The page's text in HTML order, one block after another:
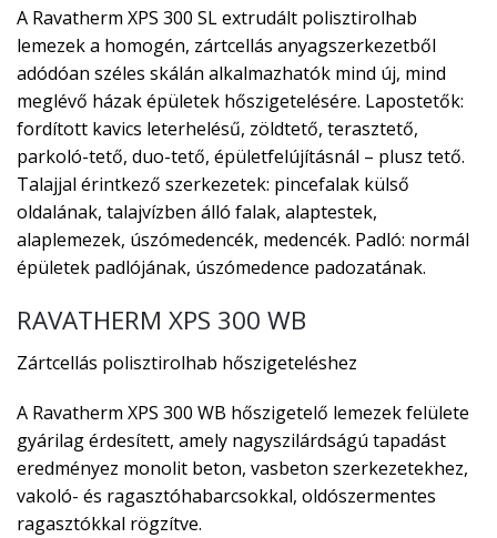
A Ravatherm XPS 300 SL extrudált polisztirolhab
lemezek a homogén, zártcellás anyagszerkezetből
adódóan széles skálán alkalmazhatók mind új, mind
meglévő házak épületek hőszigetelésére. Lapostetők:
fordított kavics leterhelésű, zöldtető, terasztető,
parkoló-tető, duo-tető, épületfelújításnál – plusz tető.
Talajjal érintkező szerkezetek: pincefalak külső
oldalának, talajvízben álló falak, alaptestek,
alaplemezek, úszómedencék, medencék. Padló: normál
épületek padlójának, úszómedence padozatának.
RAVATHERM XPS 300 WB
Zártcellás polisztirolhab hőszigeteléshez
A Ravatherm XPS 300 WB hőszigetelő lemezek felülete
gyárilag érdesített, amely nagyszilárdságú tapadást
eredményez monolit beton, vasbeton szerkezetekhez,
vakoló- és ragasztóhabarcsokkal, oldószermentes
ragasztókkal rögzítve.